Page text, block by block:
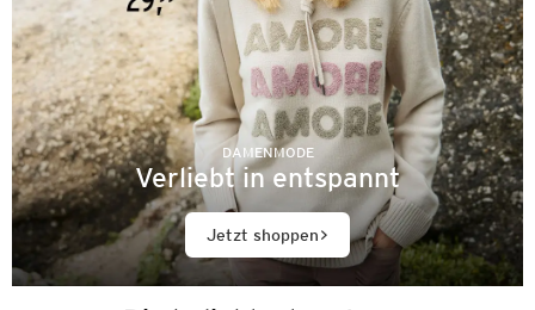
DAMENMODE
Verliebt in entspannt
Jetzt shoppen